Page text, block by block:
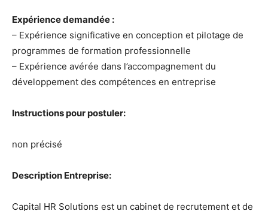
Expérience demandée :
– Expérience significative en conception et pilotage de
programmes de formation professionnelle
– Expérience avérée dans l’accompagnement du
développement des compétences en entreprise
Instructions pour postuler:
non précisé
Description Entreprise:
Capital HR Solutions est un cabinet de recrutement et de